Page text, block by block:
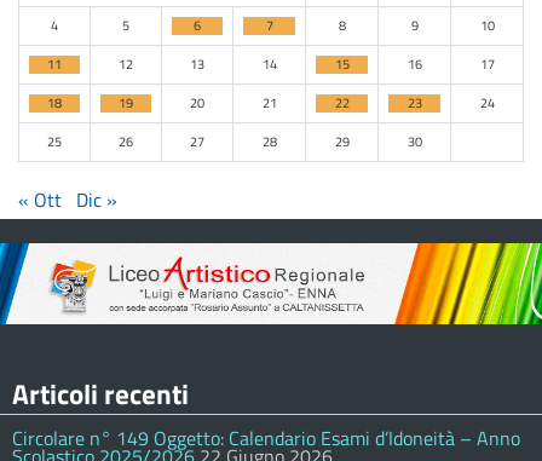
4
5 6 7 8 9
10
11
12 13 14 15 16
17
18
19 20 21 22 23
24
25
26 27 28 29 30
« Ott Dic »
Articoli recenti
Circolare n° 149 Oggetto: Calendario Esami d’Idoneità – Anno